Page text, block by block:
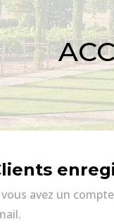
vous avez un